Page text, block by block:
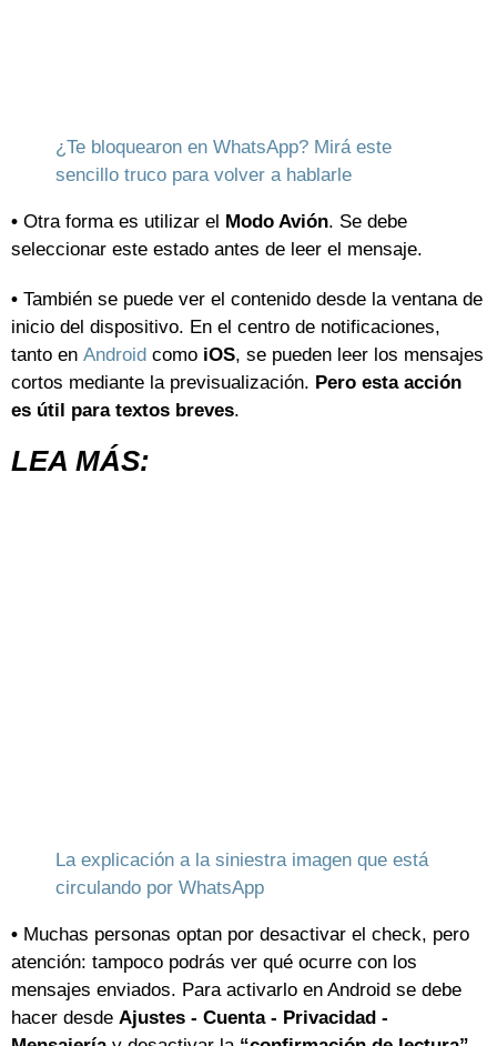
¿Te bloquearon en WhatsApp? Mirá este
sencillo truco para volver a hablarle
• Otra forma es utilizar el Modo Avión. Se debe
seleccionar este estado antes de leer el mensaje.
• También se puede ver el contenido desde la ventana de
inicio del dispositivo. En el centro de notificaciones,
tanto en Android como iOS, se pueden leer los mensajes
cortos mediante la previsualización. Pero esta acción
es útil para textos breves.
LEA MÁS:
La explicación a la siniestra imagen que está
circulando por WhatsApp
• Muchas personas optan por desactivar el check, pero
atención: tampoco podrás ver qué ocurre con los
mensajes enviados. Para activarlo en Android se debe
hacer desde Ajustes - Cuenta - Privacidad -